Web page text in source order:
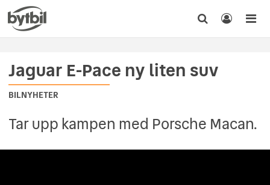
Jaguar E-Pace ny liten suv
BILNYHETER
Tar upp kampen med Porsche Macan.